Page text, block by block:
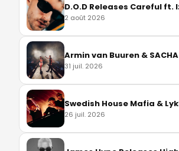
D.O.D Releases Careful ft.
2 août 2026
Armin van Buuren &
31 juil. 2026
Swedish House Mafia &
26 juil. 2026